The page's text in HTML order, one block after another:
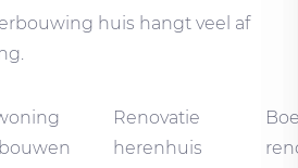
huis hangt veel af
Renovatie
herenhuis